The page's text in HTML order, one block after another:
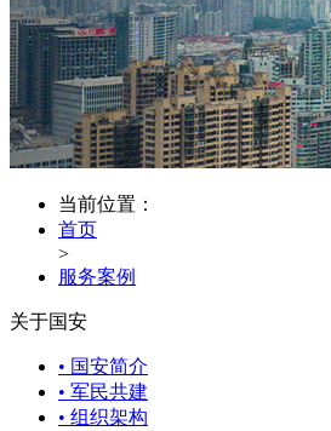
当前位置：
首页
>
服务案例
关于国安
• 国安简介
• 军民共建
• 组织架构